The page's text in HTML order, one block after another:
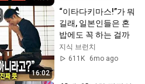
16:02
“이타다키마스!”가 뭐
길래, 일본인들은 혼
밥에도 꼭 하는 걸까
지식 브런치
611K
6mo ago